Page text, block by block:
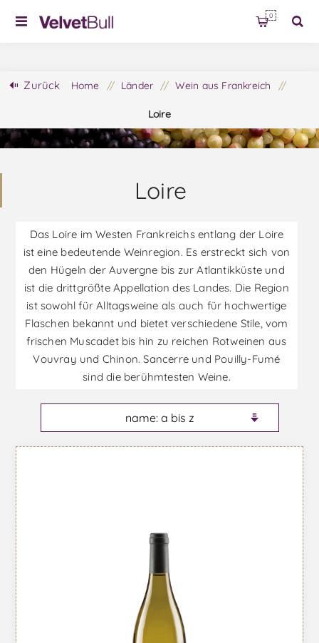
0
Zurück Home / Länder / Wein aus Frankreich /
Loire
Loire
Das Loire im Westen Frankreichs entlang der Loire
ist eine bedeutende Weinregion. Es erstreckt sich von
den Hügeln der Auvergne bis zur Atlantikküste und
ist die drittgrößte Appellation des Landes. Die Region
ist sowohl für Alltagsweine als auch für hochwertige
Flaschen bekannt und bietet verschiedene Stile, vom
frischen Muscadet bis hin zu reichen Rotweinen aus
Vouvray und Chinon. Sancerre und Pouilly-Fumé
sind die berühmtesten Weine.